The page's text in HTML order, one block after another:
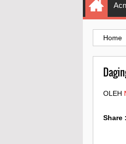
Home
OLEH
Share :